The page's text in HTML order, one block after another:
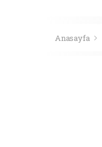
Anasayfa